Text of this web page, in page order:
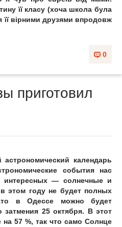
її класу (хоча школа була
її вірними друзями впродовж
0
приготовил
календарь
события нас
интересных — солнечные и
этом году не будет полных
в Одессе можно будет
25 октября. В этот
57 %, так что само Солнце